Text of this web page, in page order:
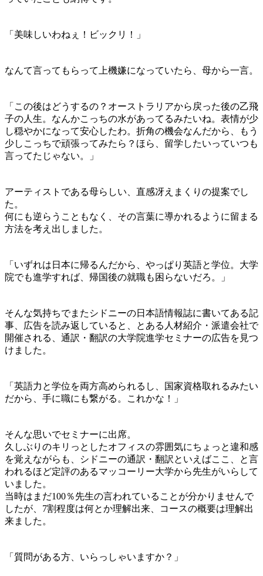
「美味しいわねぇ！ビックリ！」
なんて言ってもらって上機嫌になっていたら、母から一言。
「この後はどうするの？オーストラリアから戻った後の乙飛
子の人生。なんかこっちの水があってるみたいね。表情が少
し穏やかになって安心したわ。折角の機会なんだから、もう
少しこっちで頑張ってみたら？ほら、留学したいっていつも
言ってたじゃない。」
アーティストである母らしい、直感冴えまくりの提案でし
た。
何にも逆らうこともなく、その言葉に導かれるように留まる
方法を考え出しました。
「いずれは日本に帰るんだから、やっぱり英語と学位。大学
院でも進学すれば、帰国後の就職も困らないだろ。」
そんな気持ちでまたシドニーの日本語情報誌に書いてある記
事、広告を読み返していると、とある人材紹介・派遣会社で
開催される、 通訳・翻訳の大学院進学セミナーの広告を見つ
けました。
「英語力と学位を両方高められるし、国家資格取れるみたい
だから、手に職にも繋がる。これかな！」
そんな思いでセミナーに出席。
久しぶりのキリっとしたオフィスの雰囲気にちょっと違和感
を覚えながらも、シドニーの通訳・翻訳といえばここ、と言
われるほど定評のあるマッコーリー大学から先生がいらして
いました。
当時はまだ100％先生の言われていることが分かりませんで
したが、7割程度は何とか理解出来、コースの概要は理解出
来ました。
「質問がある方、いらっしゃいますか？」